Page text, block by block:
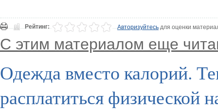
Рейтинг: Авторизуйтесьдля оценки
С этим материалом еще
Одежда вместо калорий.
расплатиться физической